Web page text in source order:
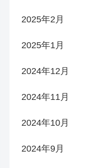
2025年2月
2025年1月
2024年12月
2024年11月
2024年10月
2024年9月